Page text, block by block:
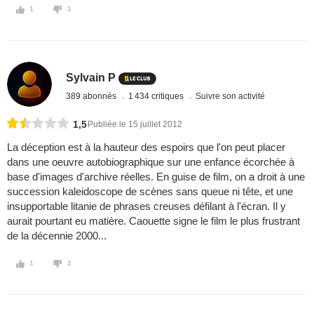
1 1
Sylvain P
389 abonnés 1 434 critiques Suivre son activité
1,5 Publiée le 15 juillet 2012
La déception est à la hauteur des espoirs que l'on peut placer
dans une oeuvre autobiographique sur une enfance écorchée à
base d'images d'archive réelles. En guise de film, on a droit à une
succession kaleidoscope de scènes sans queue ni tête, et une
insupportable litanie de phrases creuses défilant à l'écran. Il y
aurait pourtant eu matière. Caouette signe le film le plus frustrant
de la décennie 2000...
1 2